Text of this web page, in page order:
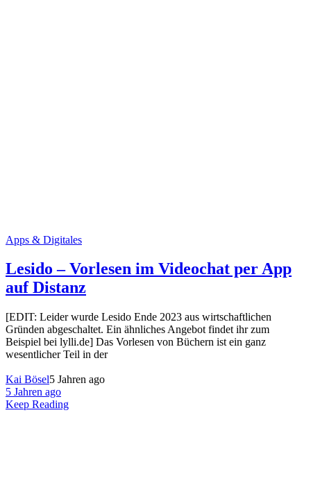
Apps & Digitales
Lesido – Vorlesen im Videochat per App
auf Distanz
[EDIT: Leider wurde Lesido Ende 2023 aus wirtschaftlichen
Gründen abgeschaltet. Ein ähnliches Angebot findet ihr zum
Beispiel bei lylli.de] Das Vorlesen von Büchern ist ein ganz
wesentlicher Teil in der
Kai Bösel5 Jahren ago
5 Jahren ago
Keep Reading